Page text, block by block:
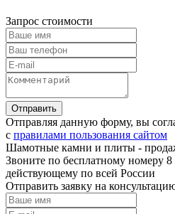
Запрос стоимости
Отправляя данную форму, вы
с правилами пользования сайтом
Шамотные камни и плиты -
Звоните по бесплатному номеру 8
действующему по всей России
Отправить заявку на